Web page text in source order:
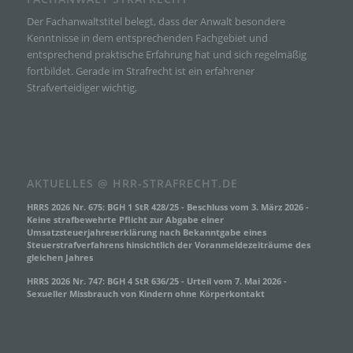
Der Fachanwaltstitel belegt, dass der Anwalt besondere
Kenntnisse in dem entsprechenden Fachgebiet und
entsprechend praktische Erfahrung hat und sich regelmäßig
fortbildet. Gerade im Strafrecht ist ein erfahrener
Strafverteidiger wichtig,
AKTUELLES @ HRR-STRAFRECHT.DE
HRRS 2026 Nr. 675: BGH 1 StR 428/25 - Beschluss vom 3. März 2026 -
Keine strafbewehrte Pflicht zur Abgabe einer
Umsatzsteuerjahreserklärung nach Bekanntgabe eines
Steuerstrafverfahrens hinsichtlich der Voranmeldezeiträume des
gleichen Jahres
HRRS 2026 Nr. 747: BGH 4 StR 636/25 - Urteil vom 7. Mai 2026 -
Sexueller Missbrauch von Kindern ohne Körperkontakt
Begrifflichkeiten erläutern.
Wir verwenden in dieser Datenschutzerklärung
unter anderem die folgenden Begriffe:
direkt oder indirekt, insbesondere mittels Zuordnung zu einer
Kennung wie einem Namen, zu einer Kennnummer, zu
Standortdaten, zu einer Online-Kennung oder zu einem oder
mehreren besonderen Merkmalen, die Ausdruck der
physischen, physiologischen, genetischen, psychischen,
wirtschaftlichen, kulturellen oder sozialen Identität dieser
natürlichen Person sind, identifiziert werden kann.
b) betroffene Person